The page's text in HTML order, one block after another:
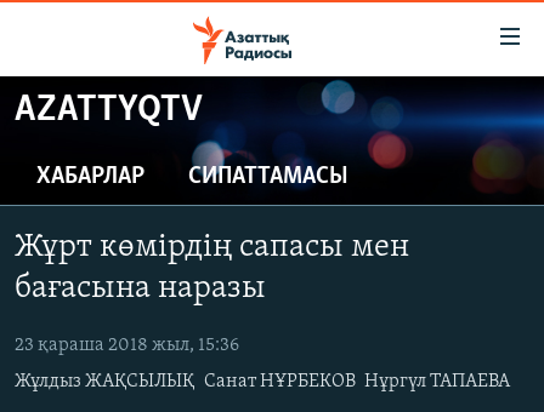
Skip
to
content
to
main
Skip
to
Search
ЖАҢАЛЫҚТАР
САЯСАТ
ҚАҢТАР ОҚИҒАСЫ
АДАМ ҚҰҚЫҚТАРЫ
ӘЛЕУМЕТ
ӘЛЕМ
AZATTYQTV
ХАБАРЛАР СИПАТТАМАСЫ
Жұрт көмірдің сапасы мен
бағасына наразы
23 қараша 2018 жыл, 15:36
Жұлдыз ЖАҚСЫЛЫҚ Санат НҰРБЕКОВ Нұргүл ТАПАЕВА